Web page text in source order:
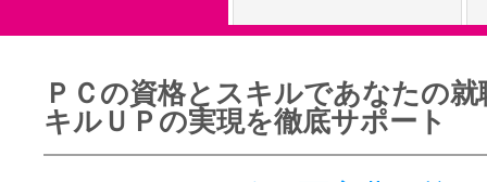
グッドスク
掲載のお問
ＰＣの資格とスキルであなたの就
キルＵＰの実現を徹底サポート